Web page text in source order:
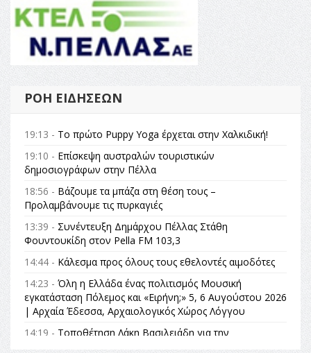
ΡΟΉ ΕΙΔΉΣΕΩΝ
19:13 - Το πρώτο Puppy Yoga έρχεται στην Χαλκιδική!
19:10 - Επίσκεψη αυστραλών τουριστικών
δημοσιογράφων στην Πέλλα
18:56 - Βάζουμε τα μπάζα στη θέση τους –
Προλαμβάνουμε τις πυρκαγιές
13:39 - Συνέντευξη Δημάρχου Πέλλας Στάθη
Φουντουκίδη στον Pella FM 103,3
14:44 - Κάλεσμα προς όλους τους εθελοντές αιμοδότες
14:23 - Όλη η Ελλάδα ένας πολιτισμός Μουσική
εγκατάσταση Πόλεμος και «Ειρήνη;» 5, 6 Αυγούστου 2026
| Αρχαία Έδεσσα, Αρχαιολογικός Χώρος Λόγγου
14:19 - Τοποθέτηση Λάκη Βασιλειάδη για την
Αναθεώρηση του Συντάγματος: «Σε τέτοιες κορυφαίες